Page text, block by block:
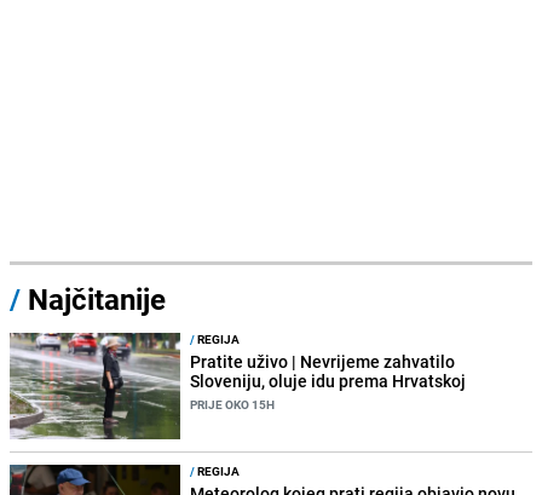
/ Najčitanije
/REGIJA
Pratite uživo | Nevrijeme zahvatilo
Sloveniju, oluje idu prema Hrvatskoj
PRIJE OKO 15H
/REGIJA